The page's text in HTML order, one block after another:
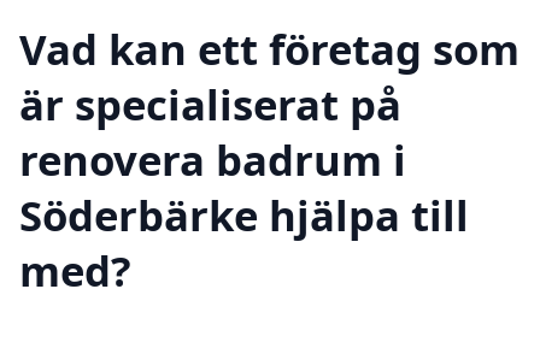
Vad kan ett företag som
är specialiserat på
renovera badrum i
Söderbärke hjälpa till
med?